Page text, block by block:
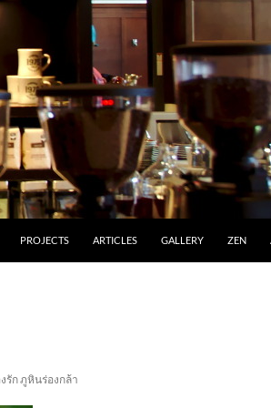
PROJECTS ARTICLES GALLERY ZEN
รัก ภูหินร่องกล้า